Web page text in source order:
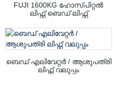
FUJI 1600KG ഹോസ്പിറ്റൽ
ലിഫ്റ്റ് ബെഡ് ലിഫ്റ്റ്
ഹാൻഡ്‌റെയിൽ ഉപയോഗിച്ചു
നല്ല നിലവാരവും വില
സുരക്ഷയും
ബെഡ് എലിവേറ്റർ / ആശുപത്രി
ലിഫ്റ്റ് വലുപ്പം